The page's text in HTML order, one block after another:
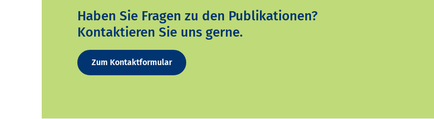
Haben Sie Fragen zu den Publikationen?
Kontaktieren Sie uns gerne.
Zum Kontaktformular